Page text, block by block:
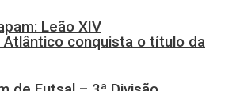
Atlântico conquista o título da
Leão XIV